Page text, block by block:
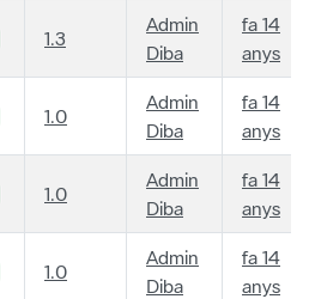
1.3
Admin
Diba
fa 14
anys
1.0
Admin
Diba
fa 14
anys
1.0
Admin
Diba
fa 14
anys
1.0
Admin
Diba
fa 14
anys